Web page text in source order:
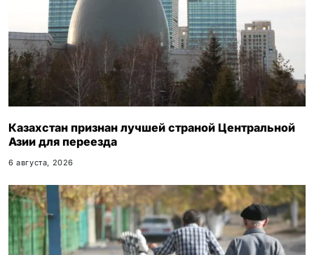
Казахстан признан лучшей страной Центральной
Азии для переезда
6 августа, 2026